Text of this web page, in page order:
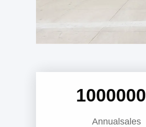
1000000
Annualsales